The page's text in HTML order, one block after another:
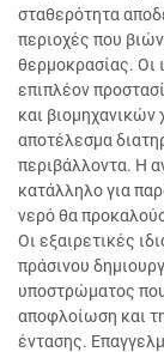
σταθερότητα
περιοχές που
θερμοκρασίας. Οι
επιπλέον
και βιομηχανικών
αποτέλεσμα
περιβάλλοντα. Η
κατάλληλο για
νερό θα
Οι εξαιρετικές
πράσινου
υποστρώματος
αποφλοίωση και
έντασης.